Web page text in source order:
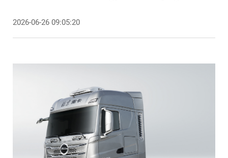
2026-06-26 09:05:20